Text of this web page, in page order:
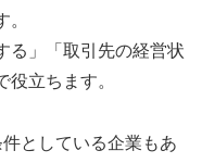
る」「取引先の経営状
立ちます。
としている企業もあ